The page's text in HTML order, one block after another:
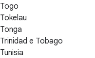
Togo
Tokelau
Tonga
Trinidad e Tobago
Tunisia